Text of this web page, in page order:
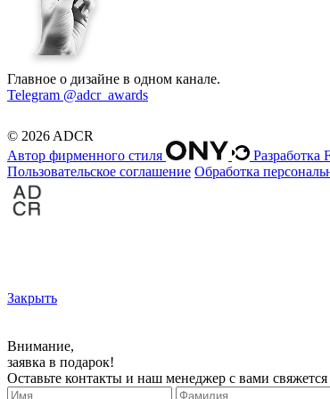
Главное о дизайне в одном канале.
Telegram @adcr_awards
© 2026 ADCR
Автор фирменного стиля
Разработка
Пользовательское соглашение Обработка
Закрыть
Внимание,
заявка в подарок!
Оставьте контакты и наш менеджер с вами свяжется